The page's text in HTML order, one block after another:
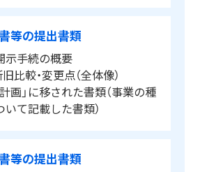
等の提出書類
示手続の概要
比較・変更点（全体像）
計画」に移された書類（事業の種
て記載した書類）
等の提出書類